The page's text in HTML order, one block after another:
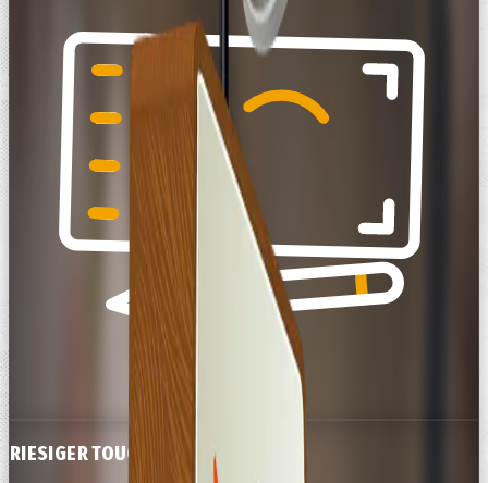
RIESIGER TOUCHSCREEN